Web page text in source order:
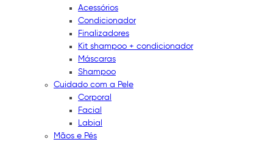
Acessórios
Condicionador
Finalizadores
Kit shampoo + condicionador
Máscaras
Shampoo
Cuidado com a Pele
Corporal
Facial
Labial
Mãos e Pés